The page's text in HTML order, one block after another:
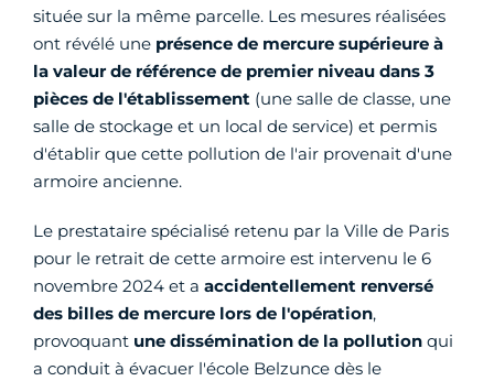
située sur la même parcelle. Les mesures réalisées
ont révélé une présence de mercure supérieure à
la valeur de référence de premier niveau dans 3
pièces de l'établissement (une salle de classe, une
salle de stockage et un local de service) et permis
d'établir que cette pollution de l'air provenait d'une
armoire ancienne.
Le prestataire spécialisé retenu par la Ville de Paris
pour le retrait de cette armoire est intervenu le 6
novembre 2024 et a accidentellement renversé
des billes de mercure lors de l'opération,
provoquant une dissémination de la pollution qui
a conduit à évacuer l'école Belzunce dès le